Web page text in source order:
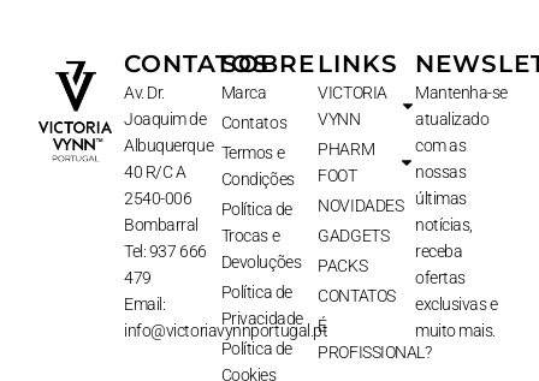
CONTATOS
Av. Dr.
Joaquim de
Albuquerque
40 R/C A
2540-006
Bombarral
Tel: 937 666
479
Email:
info@victoriavynnportugal.pt
SOBRE
Marca
Contatos
Termos e
Condições
Política de
Trocas e
Devoluções
Política de
Privacidade
Política de
Cookies
LINKS
VICTORIA
VYNN
PHARM
FOOT
NOVIDADES
GADGETS
PACKS
CONTATOS
É
PROFISSIONAL?
Mantenha-se
atualizado
com as
nossas
últimas
notícias,
receba
ofertas
exclusivas e
muito mais.